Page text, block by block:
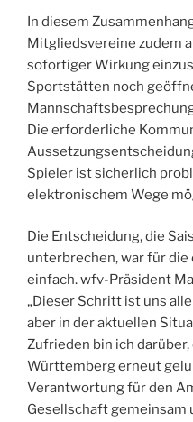
In diesem
Mitgliedsvereine zudem
sofortiger Wirkung
Sportstätten noch
Die erforderliche
Spieler ist sicherlich
elektronischem Wege
Die Entscheidung, die
unterbrechen, war für
einfach. wfv-Präsident
„Dieser Schritt ist uns
aber in der aktuellen
Zufrieden bin ich darüber,
Württemberg erneut
Verantwortung für den
Gesellschaft gemeinsam